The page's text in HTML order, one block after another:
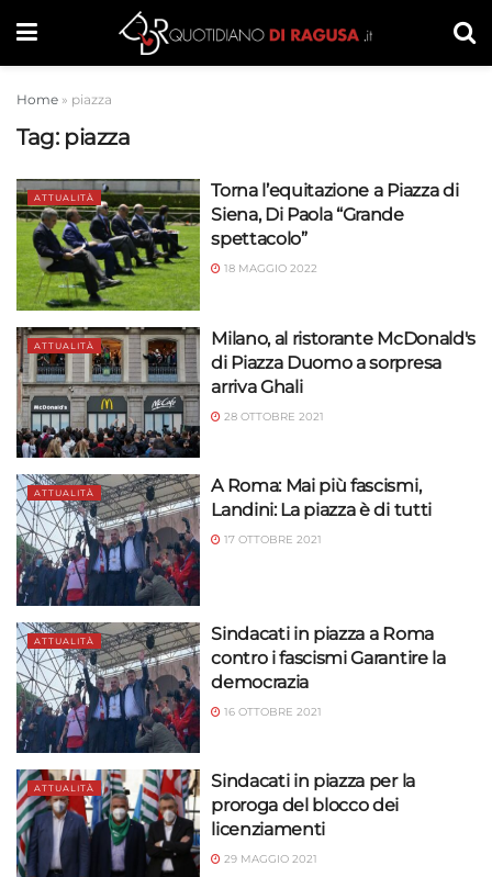
Home » piazza
Tag: piazza
ATTUALITÀ
Torna l’equitazione a Piazza di
Siena, Di Paola “Grande
spettacolo”
18 MAGGIO 2022
ATTUALITÀ
Milano, al ristorante McDonald's
di Piazza Duomo a sorpresa
arriva Ghali
28 OTTOBRE 2021
ATTUALITÀ
A Roma: Mai più fascismi,
Landini: La piazza è di tutti
17 OTTOBRE 2021
ATTUALITÀ
Sindacati in piazza a Roma
contro i fascismi Garantire la
democrazia
16 OTTOBRE 2021
ATTUALITÀ
Sindacati in piazza per la
proroga del blocco dei
licenziamenti
29 MAGGIO 2021